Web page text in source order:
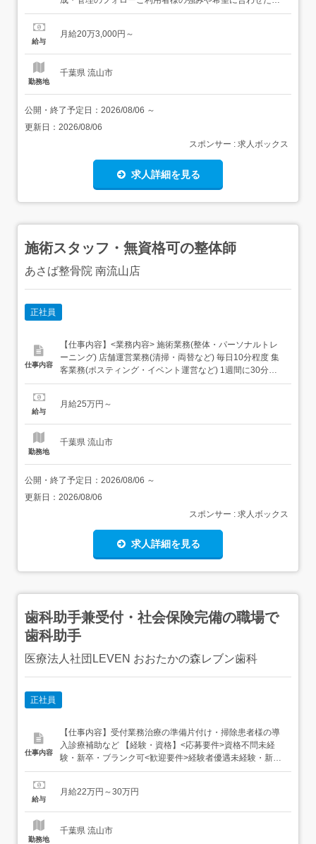
標設定、日々の支援記録、各種報告書の作成。 作成の最終
援働くために必要なスキル、生活リズム、コミュニケーシ
給与
月給20万3,000円～
勤務地
千葉県 流山市
公開・終了予定日： 2026/08/06 ～
更新日： 2026/08/06
スポンサー : 求人ボックス
求人詳細を見る
施術スタッフ・無資格可の整体師
あさば整骨院 南流山店
正社員
仕事内容
【仕事内容】<業務内容> 施術業務(整体・パーソナルトレ
ーニング) 店舗運営業務(清掃・両替など) 毎日10分程度 集
客業務(ポスティング・イベント運営など) 1週間に30分～1
時間程度<一日のスケジュール例> 09:00～ 朝礼・ミーティ
どんな患者様が多い?>腰痛改善や産後の骨盤矯正、...
給与
月給25万円～
勤務地
千葉県 流山市
公開・終了予定日： 2026/08/06 ～
更新日： 2026/08/06
スポンサー : 求人ボックス
求人詳細を見る
歯科助手兼受付・社会保険完備の職場で
歯科助手
医療法人社団LEVEN おおたかの森レブン歯科
正社員
仕事内容
【仕事内容】受付業務治療の準備片付け・掃除患者様の導
入診療補助など 【経験・資格】<応募要件>資格不問未経
験・新卒・ブランク可<歓迎要件>経験者優遇未経験・新
卒・ブランク歓迎 【給与】月給 220,000円 〜 300,000円<
す)通勤手当支給昇給・賞与(実績による)試用期間3ヶ月(雇
給与
月給22万円～30万円
勤務地
千葉県 流山市